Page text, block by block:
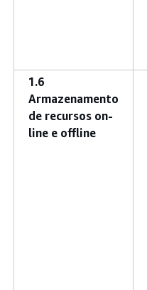
1.6
Armazenamento
de recursos on-
line e offline